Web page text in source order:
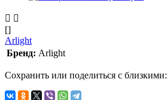
[]
Arlight
Бренд: Arlight
Сохранить или поделиться с близкими: